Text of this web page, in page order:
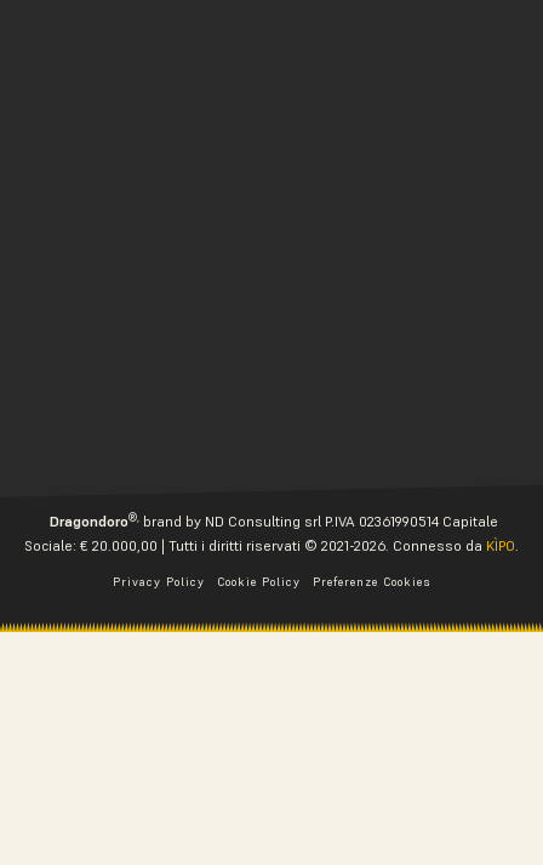
Dragondoro®,brand by ND Consulting srl P.IVA 02361990514 Capitale
Sociale: € 20.000,00 | Tutti i diritti riservati © 2021-2026. Connesso da KÌPO.
Privacy Policy Cookie Policy Preferenze Cookies